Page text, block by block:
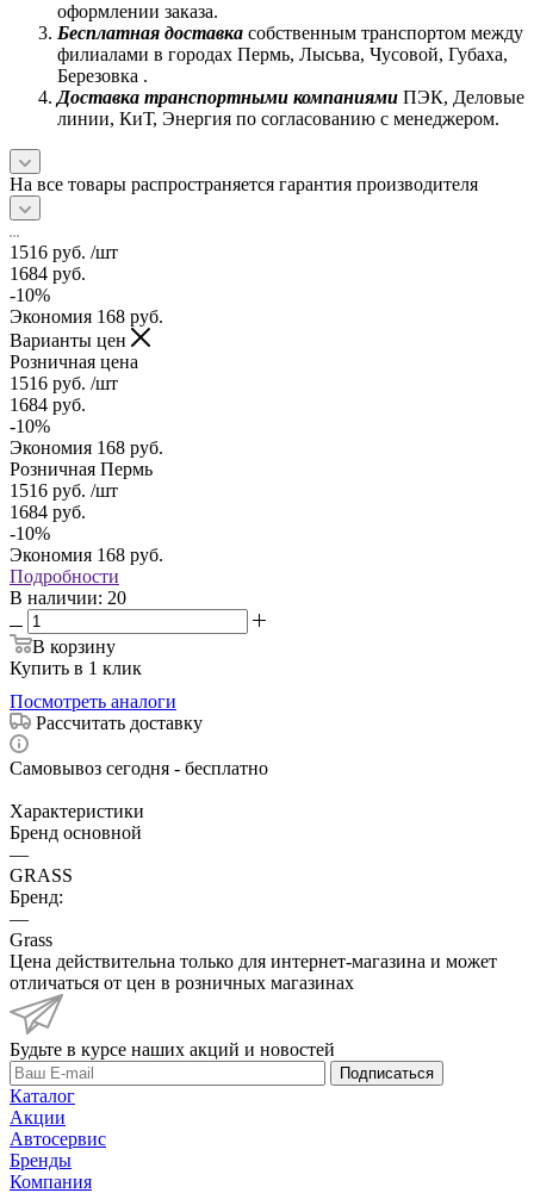
оформлении заказа.
Бесплатная доставка собственным транспортом между
филиалами в городах Пермь, Лысьва, Чусовой, Губаха,
Березовка .
Доставка транспортными компаниями ПЭК, Деловые
линии, КиТ, Энергия по согласованию с менеджером.
На все товары распространяется гарантия производителя
1516 руб. /шт
1684 руб.
-10%
Экономия 168 руб.
Варианты цен
Розничная цена
1516 руб. /шт
1684 руб.
-10%
Экономия 168 руб.
Розничная Пермь
1516 руб. /шт
1684 руб.
-10%
Экономия 168 руб.
Подробности
В наличии: 20
В корзину
Купить в 1 клик
Посмотреть аналоги
Рассчитать доставку
Самовывоз сегодня - бесплатно
Характеристики
Бренд основной
—
GRASS
Бренд:
—
Grass
Цена действительна только для интернет-магазина и может
отличаться от цен в розничных магазинах
Будьте в курсе наших акций и новостей
Подписаться
Каталог
Акции
Автосервис
Бренды
Компания